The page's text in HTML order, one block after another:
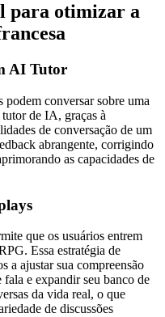
para otimizar a
AI Tutor
conversar sobre uma
de IA, graças à
de conversação de um
abrangente, corrigindo
as capacidades de
que os usuários entrem
Essa estratégia de
a ajustar sua compreensão
e expandir seu banco de
da vida real, o que
de discussões